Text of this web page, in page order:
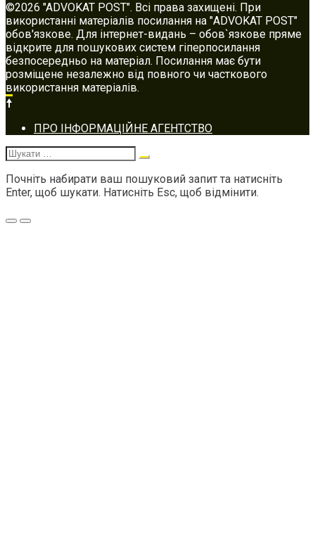
©2026 "ADVOKAT POST". Всі права захищені. При
використанні матеріалів посилання на "ADVOKAT POST"
обов'язкове. Для інтернет-видань – обов`язкове пряме
відкрите для пошукових систем гіперпосилання
безпосередньо на матеріал. Посилання має бути
розміщене незалежно від повного чи часткового
використання матеріалів.
Footer
navigation
ПРО ІНФОРМАЦІЙНЕ АГЕНТСТВО
Шукати:
Почніть набирати ваш пошуковий запит та натисніть
Enter, щоб шукати. Натисніть Esc, щоб відмінити.
Меню